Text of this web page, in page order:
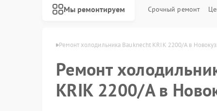
Мы ремонтируем Срочный ремонт
в Новокузнецке Ремонт холодильника Bauknecht KRIK 2200/A в
Ремонт
KRIK 2200/A в